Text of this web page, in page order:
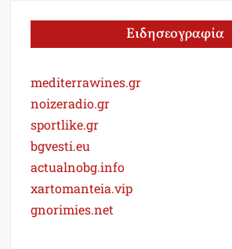
Ειδησεογραφία
mediterrawines.gr
noizeradio.gr
sportlike.gr
bgvesti.eu
actualnobg.info
xartomanteia.vip
gnorimies.net